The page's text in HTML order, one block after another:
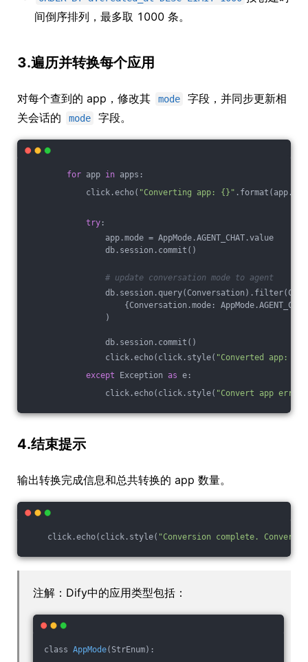
间倒序排列，最多取 1000 条。
3.遍历并转换每个应用
对每个查到的 app，修改其 mode
字段，并同步更新相
关会话的
mode 字段。
for app in apps:
click.echo( "Converting app: {}"
try :
app.mode = AppMode.AGENT_CHAT.value
db.session.commit()
# update conversation mode to agent
{Conversation.mode:
)
db.session.commit()
click.echo(click.style( "Converted app: {}"
except Exception as e:
click.echo(click.style( "Convert app
4.结束提示
输出转换完成信息和总共转换的 app 数量。
click.echo(click.style( "Conversion complete.
注解：Dify中的应用类型包括：
class AppMode(StrEnum) :